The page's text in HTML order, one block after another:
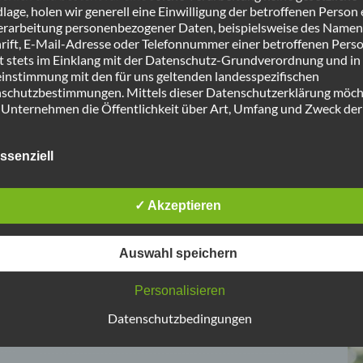
AKTUELLES IM ÜBERBLICK
holen wir generell eine Einwilligung der betroffenen Person
personenbezogener Daten, beispielsweise des
E-Mail-Adresse oder Telefonnummer einer betroffenen
stets im Einklang mit der Datenschutz-Grundverordnung und in
mit den für uns geltenden landesspezifischen
Mittels dieser Datenschutzerklärung
die Öffentlichkeit über Art, Umfang und Zweck
über die ihnen zustehenden Rechte aufgeklärt.
Maßnahmen umgesetzt, um einen möglichst
Schutz der über diese Internetseite verarbeiteten
Daten sicherzustellen. Dennoch können
Datenübertragungen grundsätzlich Sicherheitslücken
sodass ein absoluter Schutz nicht gewährleistet werden
Grund steht es jeder betroffenen Person frei,
auch auf alternativen Wegen, beispielsweise telefonisch, an uns zu
✓ Akzeptieren
Auswahl speichern
Personalisieren
Datenschutzbedingungen